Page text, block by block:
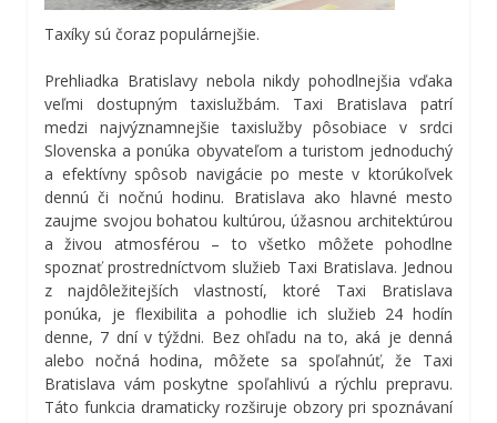
Taxíky sú čoraz populárnejšie.
Prehliadka Bratislavy nebola nikdy pohodlnejšia vďaka
veľmi dostupným taxislužbám. Taxi Bratislava patrí
medzi najvýznamnejšie taxislužby pôsobiace v srdci
Slovenska a ponúka obyvateľom a turistom jednoduchý
a efektívny spôsob navigácie po meste v ktorúkoľvek
dennú či nočnú hodinu. Bratislava ako hlavné mesto
zaujme svojou bohatou kultúrou, úžasnou architektúrou
a živou atmosférou – to všetko môžete pohodlne
spoznať prostredníctvom služieb Taxi Bratislava. Jednou
z najdôležitejších vlastností, ktoré Taxi Bratislava
ponúka, je flexibilita a pohodlie ich služieb 24 hodín
denne, 7 dní v týždni. Bez ohľadu na to, aká je denná
alebo nočná hodina, môžete sa spoľahnúť, že Taxi
Bratislava vám poskytne spoľahlivú a rýchlu prepravu.
Táto funkcia dramaticky rozširuje obzory pri spoznávaní